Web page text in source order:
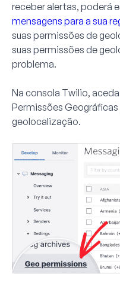
receber alertas, poderá
mensagens para a sua
suas permissões de
suas permissões de
problema.
Na consola Twilio, aceda
Permissões Geográficas
geolocalização.